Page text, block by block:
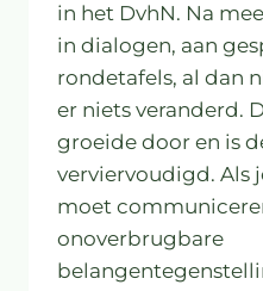
in het DvhN. Na
in dialogen, aan
rondetafels, al dan
er niets veranderd.
groeide door en is
verviervoudigd. Als
moet
onoverbrugbare